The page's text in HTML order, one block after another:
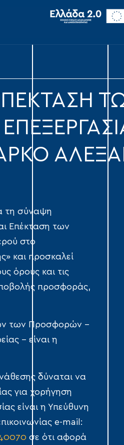
τη σύναψη
Επέκταση των
στο
και προσκαλεί
όρους και τις
προσφοράς,
των Προσφορών –
– είναι η
δύναται να
για χορήγηση
είναι η Υπεύθυνη
e-mail:
σε ότι αφορά